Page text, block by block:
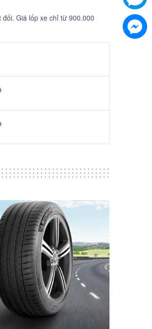
Giá lốp xe chỉ từ 900.000